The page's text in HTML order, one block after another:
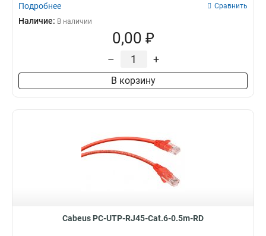
Подробнее Сравнить
Наличие: В наличии
0,00 ₽
– +
В корзину
Cabeus PC-UTP-RJ45-Cat.6-0.5m-RD